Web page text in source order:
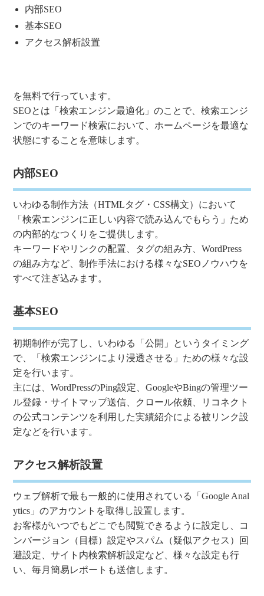
内部SEO
基本SEO
アクセス解析設置
を無料で行っています。
SEOとは「検索エンジン最適化」のことで、検索エンジ
ンでのキーワード検索において、ホームページを最適な
状態にすることを意味します。
内部SEO
いわゆる制作方法（HTMLタグ・CSS構文）において
「検索エンジンに正しい内容で読み込んでもらう」ため
の内部的なつくりをご提供します。
キーワードやリンクの配置、タグの組み方、WordPress
の組み方など、制作手法における様々なSEOノウハウを
すべて注ぎ込みます。
基本SEO
初期制作が完了し、いわゆる「公開」というタイミング
で、「検索エンジンにより浸透させる」ための様々な設
定を行います。
主には、WordPressのPing設定、GoogleやBingの管理ツー
ル登録・サイトマップ送信、クロール依頼、リコネクト
の公式コンテンツを利用した実績紹介による被リンク設
定などを行います。
アクセス解析設置
ウェブ解析で最も一般的に使用されている「Google Anal
ytics」のアカウントを取得し設置します。
お客様がいつでもどこでも閲覧できるように設定し、コ
ンバージョン（目標）設定やスパム（疑似アクセス）回
避設定、サイト内検索解析設定など、様々な設定も行
い、毎月簡易レポートも送信します。